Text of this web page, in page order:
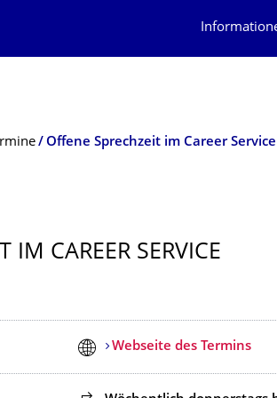
Offene Sprechzeit im Career Service
IM CAREER SERVICE
Webseite des Termins